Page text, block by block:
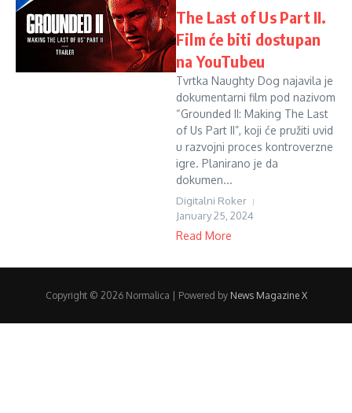
The Last of Us Part II.
Film će biti dostupan
na YouTubeu
Tvrtka Naughty Dog najavila je
dokumentarni film pod nazivom
“Grounded II: Making The Last
of Us Part II”, koji će pružiti uvid
u razvojni proces kontroverzne
igre. Planirano je da
dokumen...
Digitalni Roker
January 25, 2024
Read More
Copyright © 2026 Normalica | Powered by News Magazine X